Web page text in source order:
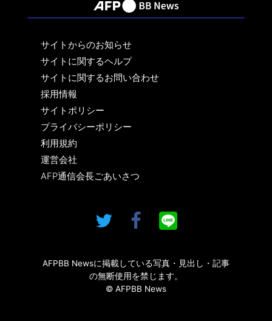
サイトからのお知らせ
サイトに関するヘルプ
サイトに関するお問い合わせ
採用情報
サイトポリシー
プライバシーポリシー
利用規約
運営会社
AFP通信会長ごあいさつ
AFPBB Newsに掲載している写真・見出し・記事
の無断使用を禁じます。
© AFPBB News